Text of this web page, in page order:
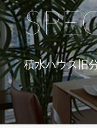
積水ハウス旧